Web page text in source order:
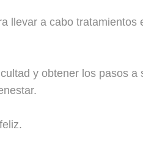
llevar a cabo tratamientos
y obtener los pasos a